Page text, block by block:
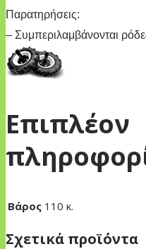
Παρατηρήσεις:
– Συμπεριλαμβάνονται
Επιπλέον
Βάρος 110 κ.
Σχετικά προϊόντα